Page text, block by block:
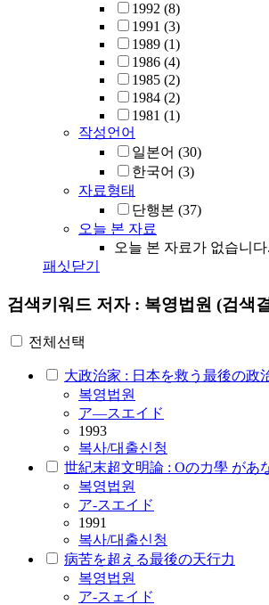
1992 (8)
1991 (3)
1989 (1)
1986 (4)
1985 (2)
1984 (2)
1981 (1)
작성언어
일본어 (30)
한국어 (3)
자료형태
단행본 (37)
오늘 본 자료
오늘 본 자료가 없습니다.
패싯닫기
검색키워드 저자 : 복영법원 (검색
전체선택
大政治家 : 日本を救う最後の政
복영법원
ア―スエイド
1993
복사/대출신청
世紀末超文明論 : Oの力學 があ
복영법원
ア-スエイド
1991
복사/대출신청
病苦を超える最後の天行力
복영법원
ア-スェイド